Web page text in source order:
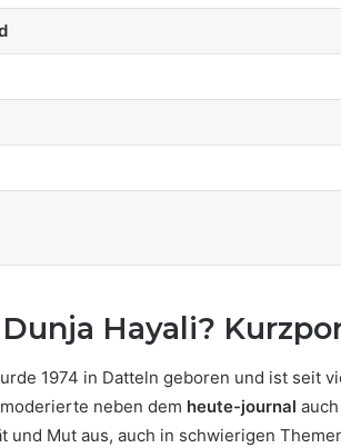
Hayali?
1974 in Datteln geboren und ist seit
neben dem heute-journal
und Mut aus, auch in schwierigen